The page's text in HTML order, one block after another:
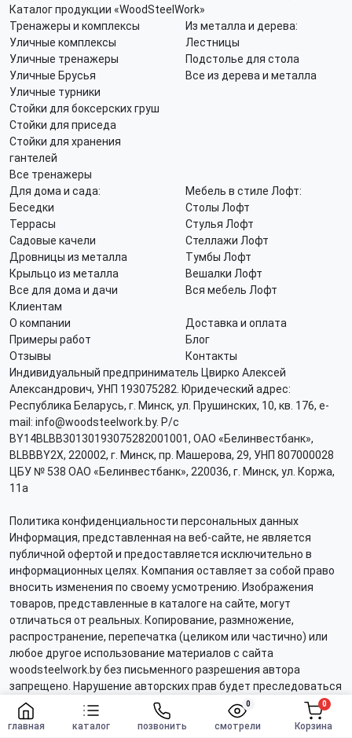
главная каталог смотрели
0
позвонить Корзина
0
Заказать
Каталог продукции «WoodSteelWork»
Тренажеры и комплексы
Уличные комплексы
Уличные тренажеры
Уличные Брусья
Уличные турники
Стойки для боксерских груш
Стойки для приседа
Стойки для хранения
гантелей
Все тренажеры
Из металла и дерева:
Лестницы
Подстолье для стола
Все из дерева и металла
Для дома и сада:
Беседки
Террасы
Садовые качели
Дровницы из металла
Крыльцо из металла
Все для дома и дачи
Мебель в стиле Лофт:
Столы Лофт
Стулья Лофт
Стеллажи Лофт
Тумбы Лофт
Вешалки Лофт
Вся мебель Лофт
Клиентам
О компании
Доставка и оплата
Примеры работ
Блог
Отзывы
Контакты
Индивидуальный предприниматель Цвирко Алексей
Александрович, УНП 193075282. Юридеческий адрес:
Республика Беларусь, г. Минск, ул. Прушинских, 10, кв. 176, e-
mail: info@woodsteelwork.by. Р/с
BY14BLBB30130193075282001001, ОАО «Белинвестбанк»,
BLBBBY2X, 220002, г. Минск, пр. Машерова, 29, УНП 807000028
ЦБУ № 538 ОАО «Белинвестбанк», 220036, г. Минск, ул. Коржа,
11а
Политика конфиденциальности персональных данных
Информация, представленная на веб-сайте, не является
публичной офертой и предоставляется исключительно в
информационных целях. Компания оставляет за собой право
вносить изменения по своему усмотрению. Изображения
товаров, представленные в каталоге на сайте, могут
отличаться от реальных. Копирование, размножение,
распространение, перепечатка (целиком или частично) или
любое другое использование материалов с сайта
woodsteelwork.by без письменного разрешения автора
запрещено. Нарушение авторских прав будет преследоваться
в соответствии с действующим законодательством.
Частное продвижение сайтов